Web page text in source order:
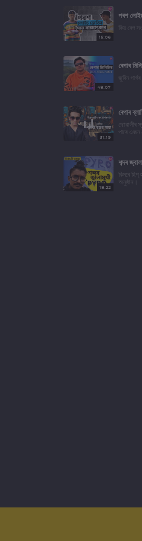
15:06
পৰশ
কিয় ৰেপ
48:07
ৰেপাৰ
জুবিন
31:19
ৰেপাৰ
ছোৱালীৰ
পাৰে এজন
18:22
শব্দৰ
কিদৰে
অনুষ্ঠান।